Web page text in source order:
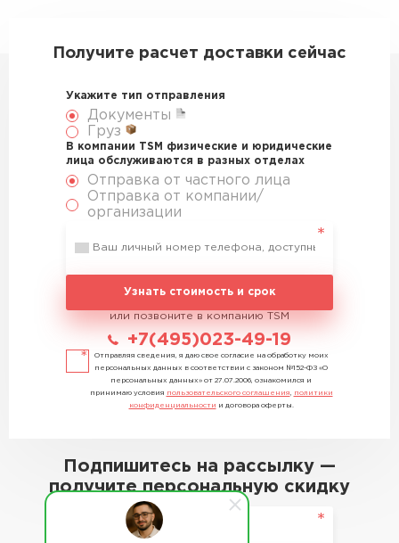
Получите расчет доставки сейчас
Укажите тип отправления
Документы
Груз
В компании TSM физические и юридические
лица обслуживаются в разных отделах
Отправка от частного лица
Отправка от компании/
организации
Узнать стоимость и срок
или позвоните в компанию TSM
+7(495)023-49-19
Отправляя сведения, я даю свое согласие на обработку моих
персональных данных в соответствии с законом №152-ФЗ «О
персональных данных» от 27.07.2006, ознакомился и
принимаю условия пользовательского соглашения
политики
конфиденциальности и договора оферты.
Подпишитесь на рассылку —
получите персональную скидку